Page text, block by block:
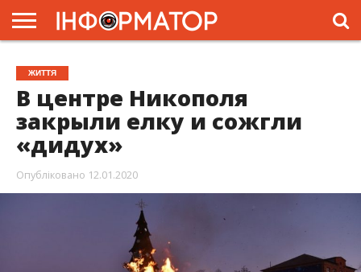
ГОЛОВНА
ЖИТТЯ
ВЛАДА
ГРОШІ
ТРЕШ
ПРЕС-
РЕЛІЗИ
РЕКЛАМА
ПРОЕКТИ
ЖИТТЯ
В центре Никополя
закрыли елку и сожгли
«дидух»
Опубліковано 12.01.2020